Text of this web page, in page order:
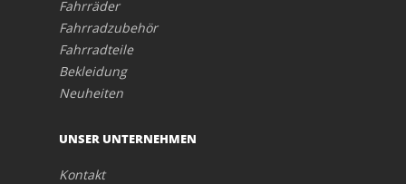
Fahrräder
Fahrradzubehör
Fahrradteile
Bekleidung
Neuheiten
UNSER UNTERNEHMEN
Kontakt